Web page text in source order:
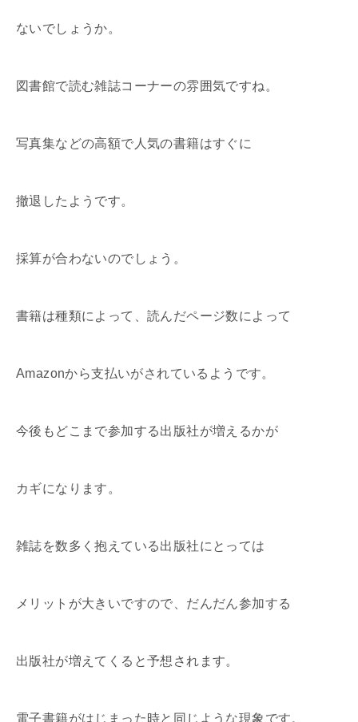
ないでしょうか。
図書館で読む雑誌コーナーの雰囲気ですね。
写真集などの高額で人気の書籍はすぐに
撤退したようです。
採算が合わないのでしょう。
書籍は種類によって、読んだページ数によって
Amazonから支払いがされているようです。
今後もどこまで参加する出版社が増えるかが
カギになります。
雑誌を数多く抱えている出版社にとっては
メリットが大きいですので、だんだん参加する
出版社が増えてくると予想されます。
電子書籍がはじまった時と同じような現象です。